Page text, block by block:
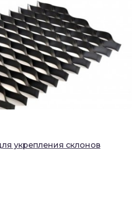
укрепления склонов